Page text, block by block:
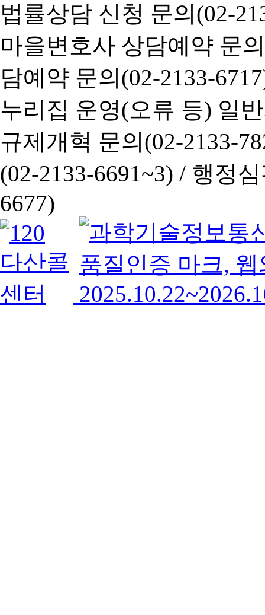
법률상담 신청 문의(02-
마을변호사 상담예약 문
담예약 문의(02-2133-
누리집 운영(오류 등) 일
규제개혁 문의(02-2133-
(02-2133-6691~3) / 행정심
6677)